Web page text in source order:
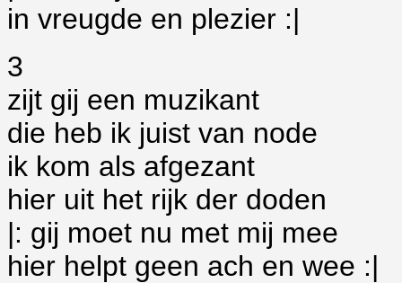
in vreugde en plezier :|
3
zijt gij een muzikant
die heb ik juist van node
ik kom als afgezant
hier uit het rijk der doden
|: gij moet nu met mij mee
hier helpt geen ach en wee :|